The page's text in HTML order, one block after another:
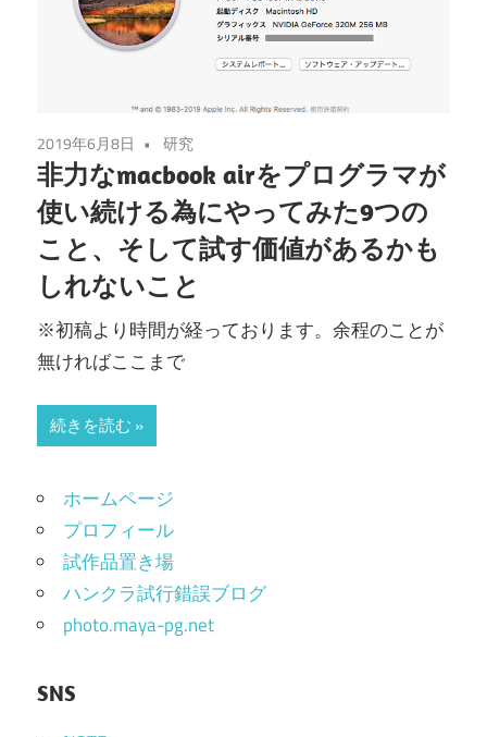
2019年6月8日 研究
非力なmacbook airをプログラマが
使い続ける為にやってみた9つの
こと、そして試す価値があるかも
しれないこと
※初稿より時間が経っております。余程のことが
無ければここまで
続きを読む
ホームページ
プロフィール
試作品置き場
ハンクラ試行錯誤ブログ
photo.maya-pg.net
SNS